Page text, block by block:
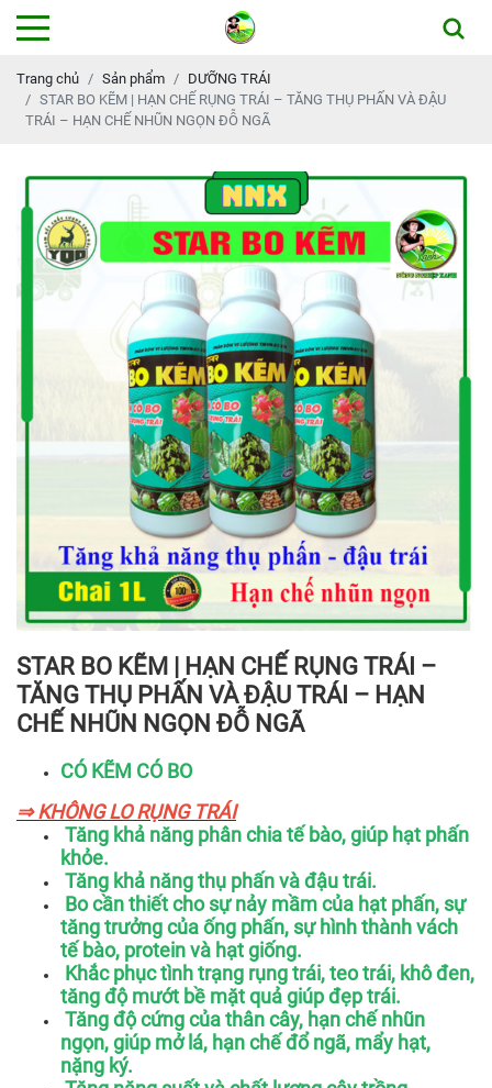
Trang chủ Sản phẩm
DƯỠNG TRÁI
STAR BO KẼM | HẠN CHẾ RỤNG TRÁI – TĂNG THỤ PHẤN VÀ ĐẬU
TRÁI – HẠN CHẾ NHŨN NGỌN ĐỖ NGÃ
STAR BO KẼM | HẠN CHẾ RỤNG TRÁI –
TĂNG THỤ PHẤN VÀ ĐẬU TRÁI – HẠN
CHẾ NHŨN NGỌN ĐỖ NGÃ
CÓ KẼM CÓ BO
⇒ KHÔNG LO RỤNG TRÁI
Tăng khả năng phân chia tế bào, giúp hạt phấn
khỏe.
Tăng khả năng thụ phấn và đậu trái.
Bo cần thiết cho sự nảy mầm của hạt phấn, sự
tăng trưởng của ống phấn, sự hình thành vách
tế bào, protein và hạt giống.
Khắc phục tình trạng rụng trái, teo trái, khô đen,
tăng độ mướt bề mặt quả giúp đẹp trái.
Tăng độ cứng của thân cây, hạn chế nhũn
ngọn, giúp mở lá, hạn chế đổ ngã, mẩy hạt,
nặng ký.